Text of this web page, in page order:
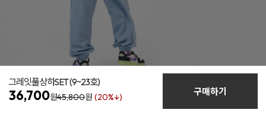
그레잇풀상하SET(9~23호)
36,700원45,800원 (20%↓) 구매하기